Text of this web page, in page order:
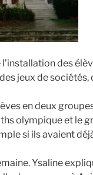
des
jeux de sociétés,
en deux
olympique et le
si ils avaient
Ysaline